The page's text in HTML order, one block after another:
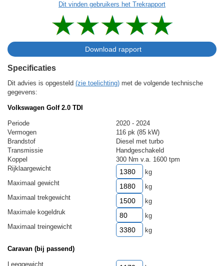
Dit vinden gebruikers het Trekrapport
Specificaties
Dit advies is opgesteld (zie toelichting) met de volgende technische
gegevens:
Volkswagen Golf 2.0 TDI
Periode
2020 - 2024
Vermogen
116 pk (85 kW)
Brandstof
Diesel met turbo
Transmissie
Handgeschakeld
Koppel
300 Nm v.a. 1600 tpm
Rijklaargewicht
kg
Maximaal gewicht
kg
Maximaal trekgewicht
kg
Maximale kogeldruk
kg
Maximaal treingewicht
kg
Caravan (bij passend)
Leeggewicht